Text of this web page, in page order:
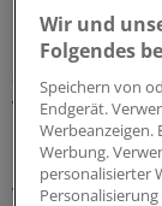
Das Konzept
Pandemie
sollen auch bei
werden können.
Die Masken
werden. Die
Wir und
Folgendes
Speichern von
Endgerät.
Werbung.
personalisierter